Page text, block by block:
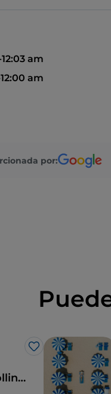
am
am
por:
Me gusta